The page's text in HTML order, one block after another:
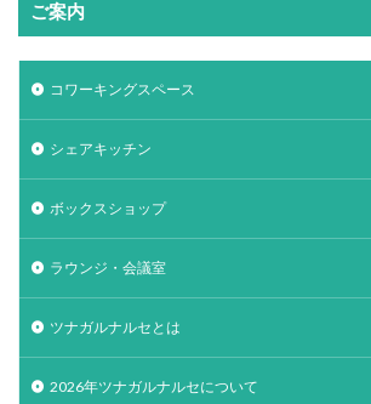
ご案内
コワーキングスペース
シェアキッチン
ボックスショップ
ラウンジ・会議室
ツナガルナルセとは
2026年ツナガルナルセについて